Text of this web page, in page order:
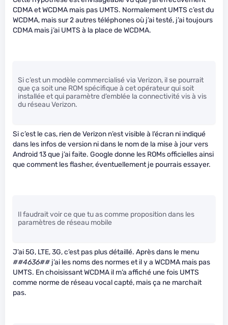
CDMA et WCDMA mais pas UMTS. Normalement UMTS c’est du
WCDMA, mais sur 2 autres téléphones où j’ai testé, j’ai toujours
CDMA mais j’ai UMTS à la place de WCDMA.
Si c’est un modèle commercialisé via Verizon, il se pourrait
que ça soit une ROM spécifique à cet opérateur qui soit
installée et qui paramètre d’emblée la connectivité vis à vis
du réseau Verizon.
Si c’est le cas, rien de Verizon n’est visible à l’écran ni indiqué
dans les infos de version ni dans le nom de la mise à jour vers
Android 13 que j’ai faite. Google donne les ROMs officielles ainsi
que comment les flasher, éventuellement je pourrais essayer.
Il faudrait voir ce que tu as comme proposition dans les
paramètres de réseau mobile
J’ai 5G, LTE, 3G, c’est pas plus détaillé. Après dans le menu
##4636## j’ai les noms des normes et il y a WCDMA mais pas
UMTS. En choisissant WCDMA il m’a affiché une fois UMTS
comme norme de réseau vocal capté, mais ça ne marchait
pas.